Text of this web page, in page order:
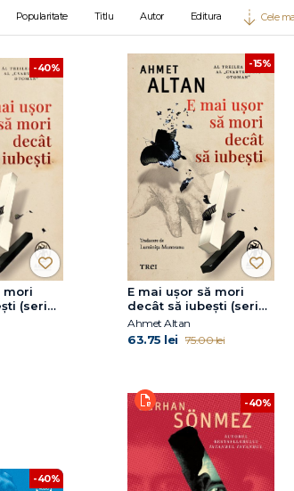
Popularitate Titlu Autor Editura Cele
-40%
mori
(seria
-15%
E mai ușor să mori
decât să iubești (seria
Cvartetul Otoman,
vol.3)
Ahmet Altan
63.75 lei 75.00 lei
-40%
-40%